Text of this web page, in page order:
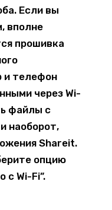
Если вы
вполне
прошивка
и телефон
через Wi-
файлы с
наоборот,
Shareit.
опцию
с Wi-Fi”.